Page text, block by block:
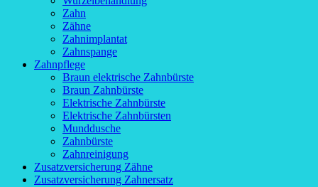
Zahn
Zähne
Zahnimplantat
Zahnspange
Zahnpflege
Braun elektrische Zahnbürste
Braun Zahnbürste
Elektrische Zahnbürste
Elektrische Zahnbürsten
Munddusche
Zahnbürste
Zahnreinigung
Zusatzversicherung Zähne
Zusatzversicherung Zahnersatz